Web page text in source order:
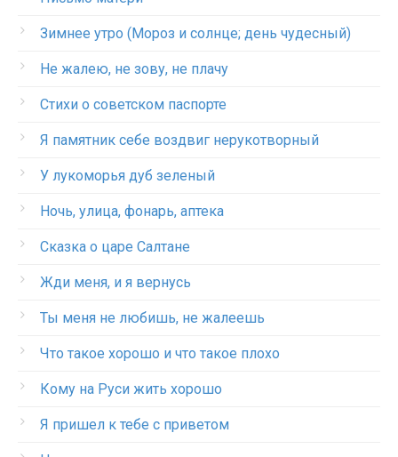
Зимнее утро (Мороз и солнце; день чудесный)
Не жалею, не зову, не плачу
Стихи о советском паспорте
Я памятник себе воздвиг нерукотворный
У лукоморья дуб зеленый
Ночь, улица, фонарь, аптека
Сказка о царе Салтане
Жди меня, и я вернусь
Ты меня не любишь, не жалеешь
Что такое хорошо и что такое плохо
Кому на Руси жить хорошо
Я пришел к тебе с приветом